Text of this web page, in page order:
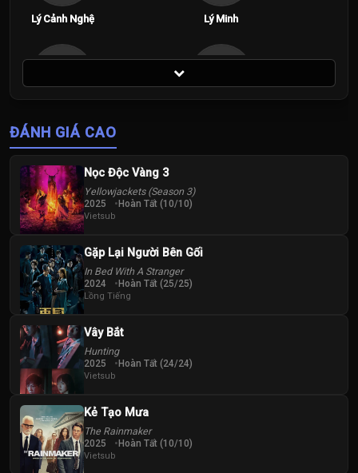
Lý Cảnh Nghệ Lý Minh
ĐÁNH GIÁ CAO
Nọc Độc Vàng 3
Yellowjackets (Season 3)
2025 Hoàn Tất (10/10)
Vietsub
Gặp Lại Người Bên Gối
In Bed With A Stranger
2024 Hoàn Tất (25/25)
Lồng Tiếng
Vây Bắt
Hunting
2025 Hoàn Tất (24/24)
Vietsub
Kẻ Tạo Mưa
The Rainmaker
2025 Hoàn Tất (10/10)
Vietsub